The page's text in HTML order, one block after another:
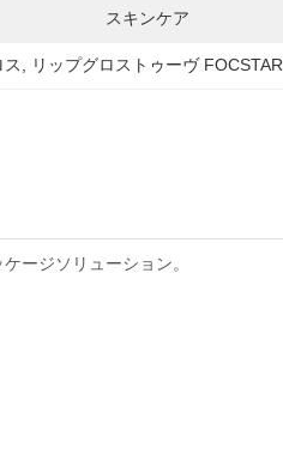
スキンケア
リップグロストゥーヴ FOCSTAR
ージソリューション。